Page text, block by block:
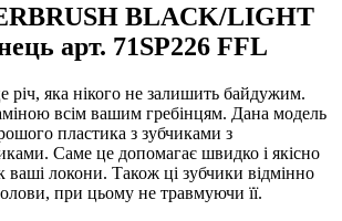
BLACK/LIGHT
арт. 71SP226 FFL
річ, яка нікого не залишить байдужим.
всім вашим гребінцям. Дана модель
пластика з зубчиками з
Саме це допомагає швидко і якісно
ваші локони. Також ці зубчики відмінно
при цьому не травмуючи її.